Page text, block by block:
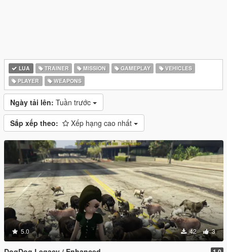
LUA TRAINER MISSION GAMEPLAY
VEHICLES
PLAYER
WEAPONS
Ngày tải lên: Tuần trước
Sắp xếp theo: Xếp hạng cao nhất
5.0 42 3